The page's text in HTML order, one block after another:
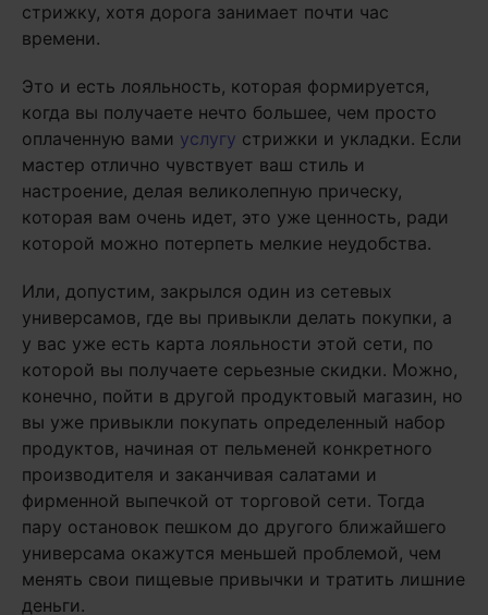
стрижку, хотя дорога занимает почти час
времени.
Это и есть лояльность, которая формируется,
когда вы получаете нечто большее, чем просто
оплаченную вами услугу стрижки и укладки. Если
мастер отлично чувствует ваш стиль и
настроение, делая великолепную прическу,
которая вам очень идет, это уже ценность, ради
которой можно потерпеть мелкие неудобства.
Или, допустим, закрылся один из сетевых
универсамов, где вы привыкли делать покупки, а
у вас уже есть карта лояльности этой сети, по
которой вы получаете серьезные скидки. Можно,
конечно, пойти в другой продуктовый магазин, но
вы уже привыкли покупать определенный набор
продуктов, начиная от пельменей конкретного
производителя и заканчивая салатами и
фирменной выпечкой от торговой сети. Тогда
пару остановок пешком до другого ближайшего
универсама окажутся меньшей проблемой, чем
менять свои пищевые привычки и тратить лишние
деньги.